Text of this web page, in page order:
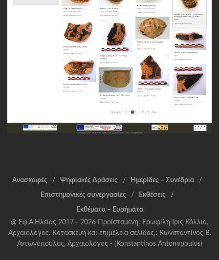
Ανασκαφές Ψηφιακές Δράσεις Ημερίδες – Συνέδρια
Επιστημονικές συνεργασίες Εκθέσεις
Εκθέματα – Ευρήματα
@ Εφ.Α.Ηλείας 2017 - 2026 Προϊσταμένη: Ερωφίλη Ίρις Κόλλια,
Αρχαιολόγος. Κατασκευή και επιμέλεια σελίδας,: Κωνσταντίνος Β.
Αντωνόπουλος, Αρχαιολόγος - (Konstantinos Antonopoulos)